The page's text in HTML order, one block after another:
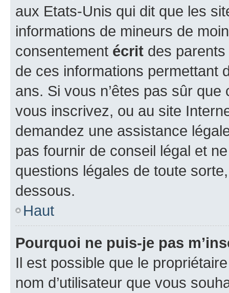
aux Etats-Unis qui dit que les
informations de mineurs de
consentement écrit des parents
de ces informations permettant
ans. Si vous n’êtes pas sûr
vous inscrivez, ou au site
demandez une assistance
pas fournir de conseil légal et
questions légales de toute
dessous.
Haut
Pourquoi ne puis-je pas
Il est possible que le
nom d’utilisateur que vous